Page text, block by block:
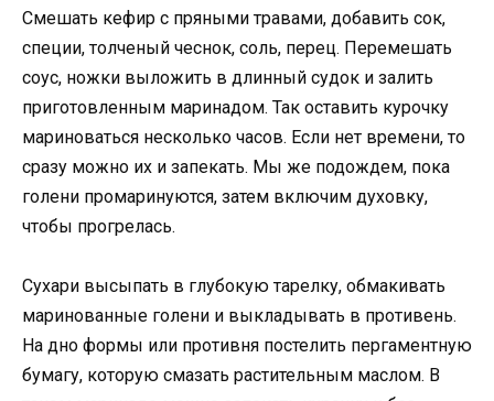
Смешать кефир с пряными травами, добавить сок,
специи, толченый чеснок, соль, перец. Перемешать
соус, ножки выложить в длинный судок и залить
приготовленным маринадом. Так оставить курочку
мариноваться несколько часов. Если нет времени, то
сразу можно их и запекать. Мы же подождем, пока
голени промаринуются, затем включим духовку,
чтобы прогрелась.
Сухари высыпать в глубокую тарелку, обмакивать
маринованные голени и выкладывать в противень.
На дно формы или противня постелить пергаментную
бумагу, которую смазать растительным маслом. В